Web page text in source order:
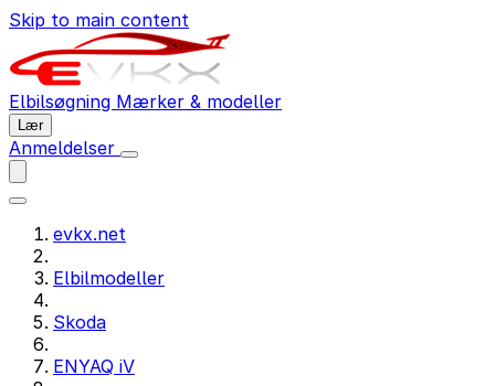
Skip to main content
Elbilsøgning Mærker & modeller
Lær
Anmeldelser
evkx.net
Elbilmodeller
Skoda
ENYAQ iV